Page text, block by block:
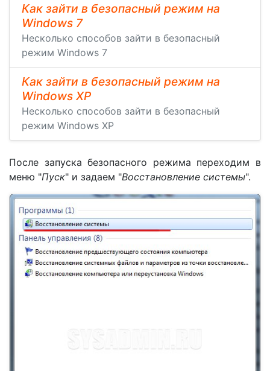
Как зайти в безопасный режим на
Windows 7
Несколько способов зайти в безопасный
режим Windows 7
Как зайти в безопасный режим на
Windows XP
Несколько способов зайти в безопасный
режим Windows XP
После запуска безопасного режима переходим в
меню "Пуск" и задаем "Восстановление системы".